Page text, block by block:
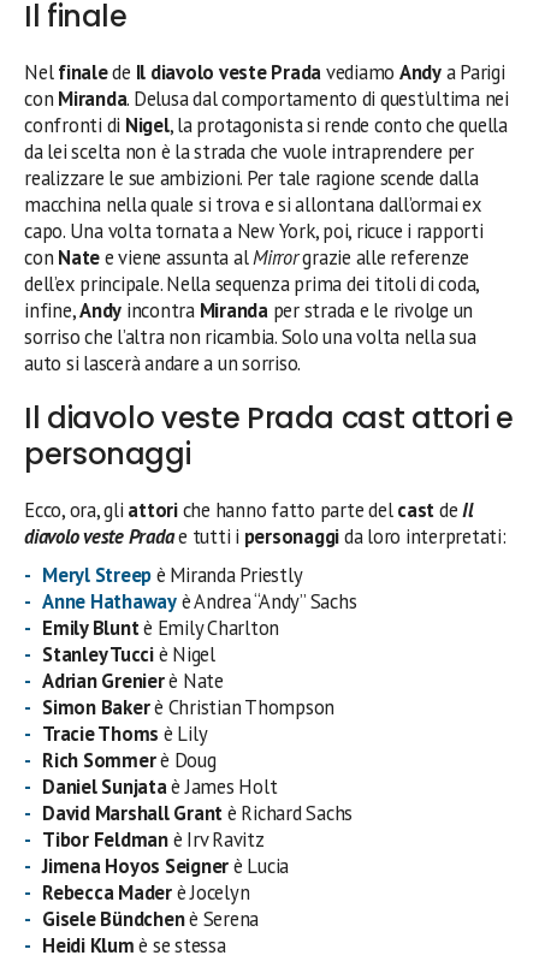
Il finale
Nelfinalede Il diavolo veste Pradavediamo Andya Parigi
con Miranda. Delusa dal comportamento di quest’ultima nei
confronti di Nigel, la protagonista si rende conto che quella
da lei scelta non è la strada che vuole intraprendere per
realizzare le sue ambizioni. Per tale ragione scende dalla
macchina nella quale si trova e si allontana dall’ormai ex
capo. Una volta tornata a New York, poi, ricuce i rapporti
con Natee viene assunta alMirrorgrazie alle referenze
dell’ex principale. Nella sequenza prima dei titoli di coda,
infine,Andy incontra Mirandaper strada e le rivolge un
sorriso che l’altra non ricambia. Solo una volta nella sua
auto si lascerà andare a un sorriso.
Il diavolo veste Prada cast attori e
personaggi
Ecco, ora, gli attoriche hanno fatto parte delcastdeIl
diavolo veste Pradae tutti i personaggida loro interpretati:
Meryl Streepè Miranda Priestly
Anne Hathawayè Andrea “Andy” Sachs
Emily Bluntè Emily Charlton
Stanley Tucciè Nigel
Adrian Grenierè Nate
Simon Bakerè Christian Thompson
Tracie Thoms è Lily
Rich Sommerè Doug
Daniel Sunjataè James Holt
David Marshall Grantè Richard Sachs
Tibor Feldmanè Irv Ravitz
Jimena Hoyos Seignerè Lucia
Rebecca Maderè Jocelyn
Gisele Bündchenè Serena
Heidi Klumè se stessa